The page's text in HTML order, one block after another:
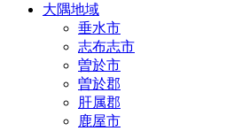
大隅地域
垂水市
志布志市
曽於市
曽於郡
肝属郡
鹿屋市